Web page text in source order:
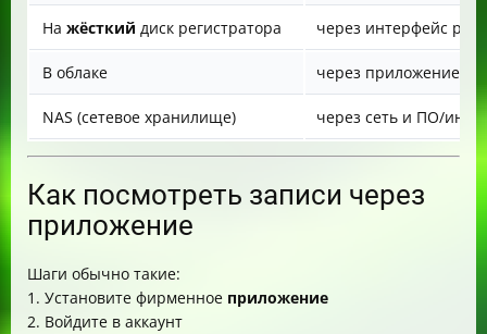
На жёсткий диск регистратора через интерфейс
В облаке через приложение и
NAS (сетевое хранилище) через сеть и ПО/
Как посмотреть записи через
приложение
Шаги обычно такие:
1. Установите фирменное приложение
2. Войдите в аккаунт